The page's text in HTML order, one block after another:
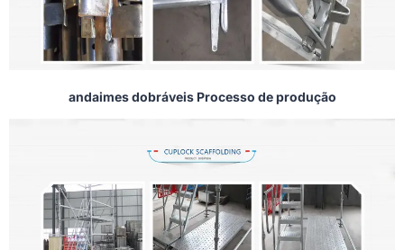
andaimes dobráveis Processo de produção